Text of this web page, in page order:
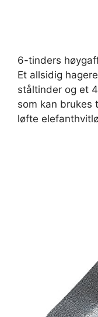
6-tinders
Et allsidig
ståltinder og et
som kan brukes
løfte